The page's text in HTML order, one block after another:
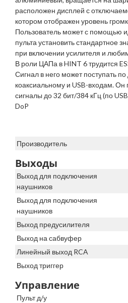
расположен дисплей с
котором отображен уровень
Пользователь может с помощью
пульта установить стандартное
при включении усилителя и
В роли ЦАПа в HINT 6 трудится
Сигнал в него может поступать
коаксиальному и USB-входам. Он
сигналы до 32 бит/384 кГц (по
DoP
Производитель
Выходы
Выход для подключения
наушников
Выход для подключения
наушников
Выход предусилителя
Выход на сабвуфер
Линейный выход RCA
Выход триггер
Управление
Пульт д/у